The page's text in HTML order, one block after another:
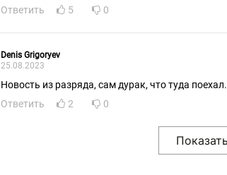
Ответить
5 0
Denis Grigoryev
25.08.2023
Новость из разряда, сам дурак, что туда поехал.
Ответить
2 0